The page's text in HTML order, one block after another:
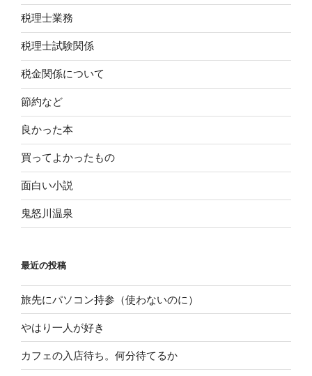
税理士業務
税理士試験関係
税金関係について
節約など
良かった本
買ってよかったもの
面白い小説
鬼怒川温泉
最近の投稿
旅先にパソコン持参（使わないのに）
やはり一人が好き
カフェの入店待ち。何分待てるか